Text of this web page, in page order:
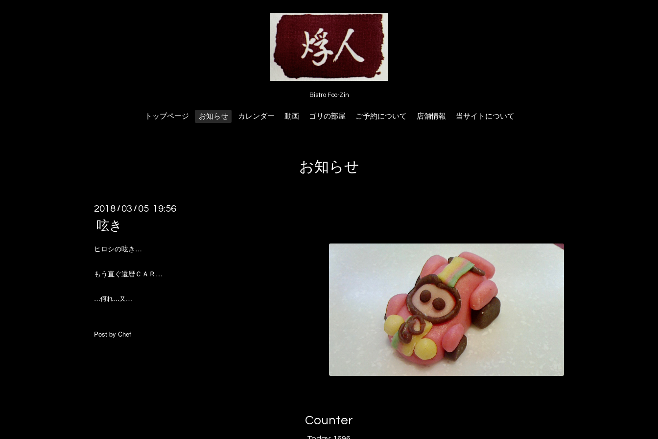
Bistro Foo-Zin
トップページ お知らせ カレンダー 動画 ゴリの部屋 ご予約について 店舗情報 当サイトについて
お知らせ
2018 / 03 / 05 19:56
呟き
ヒロシの呟き …
もう直ぐ還暦ＣＡＲ …
…何れ…又 …
Post by Chef
Counter